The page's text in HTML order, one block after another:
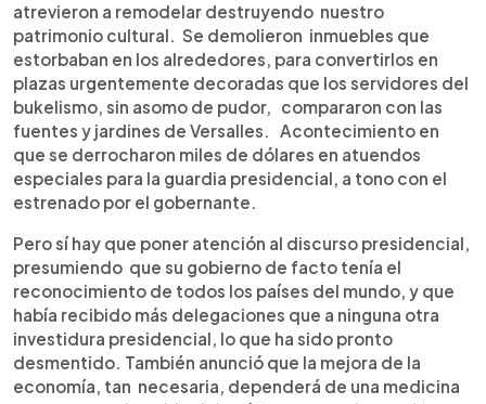
atrevieron a remodelar destruyendo nuestro
patrimonio cultural. Se demolieron inmuebles que
estorbaban en los alrededores, para convertirlos en
plazas urgentemente decoradas que los servidores del
bukelismo, sin asomo de pudor, compararon con las
fuentes y jardines de Versalles. Acontecimiento en
que se derrocharon miles de dólares en atuendos
especiales para la guardia presidencial, a tono con el
estrenado por el gobernante.
Pero sí hay que poner atención al discurso presidencial,
presumiendo que su gobierno de facto tenía el
reconocimiento de todos los países del mundo, y que
había recibido más delegaciones que a ninguna otra
investidura presidencial, lo que ha sido pronto
desmentido. También anunció que la mejora de la
economía, tan necesaria, dependerá de una medicina